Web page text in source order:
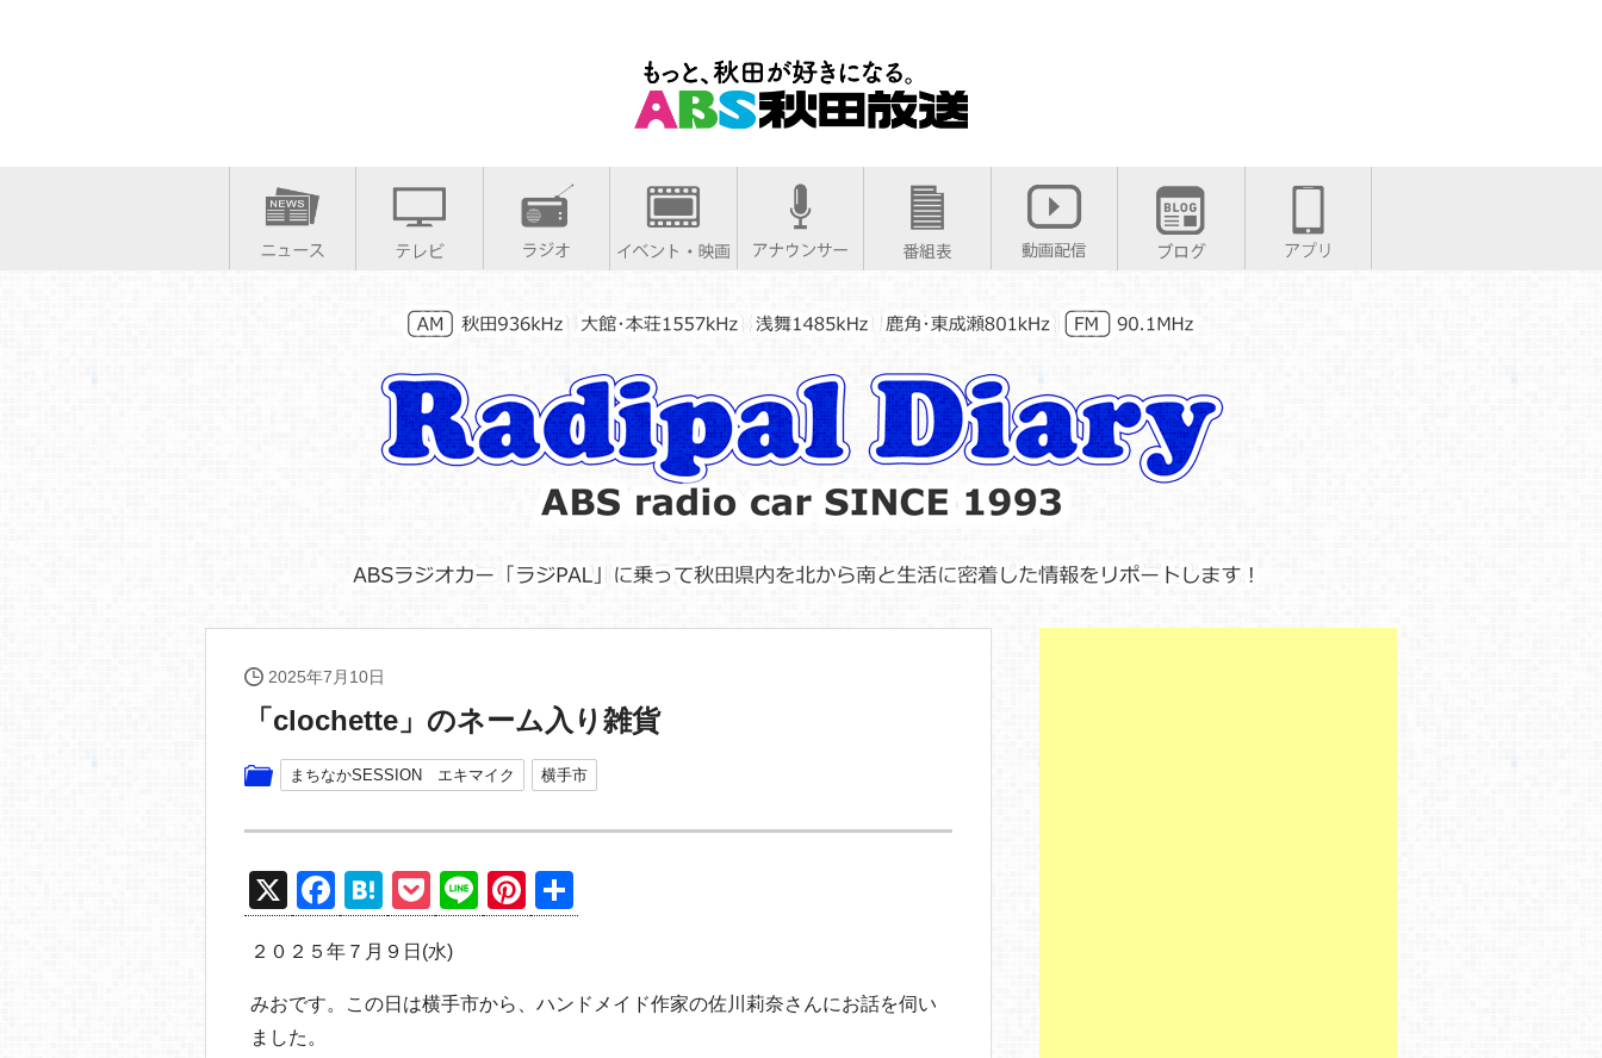
2025年7月10日
「clochette」のネーム入り雑貨
まちなかSESSION エキマイク 横手市
X
F
a
c
e
H
at
e
n
P
o
ck
et
Li
n
Pi
nt
e
有
２０２５年７月９日(水)
みおです。この日は横手市から、ハンドメイド作家の佐川莉奈さんにお話を伺い
ました。